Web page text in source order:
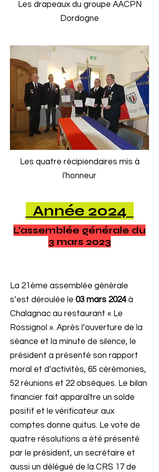
Les drapeaux du groupe AACPN
Dordogne
Les quatre récipiendaires mis à
l'honneur
Année 2024
L'assemblée générale du
3 mars 2023
La 21ème assemblée générale
s’est déroulée le 03 mars 2024à
Chalagnac au restaurant « Le
Rossignol ». Après l’ouverture de la
séance et la minute de silence, le
président a présenté son rapport
moral et d’activités, 65 cérémonies,
52 réunions et 22 obsèques. Le bilan
financier fait apparaître un solde
positif et le vérificateur aux
comptes donne quitus. Le vote de
quatre résolutions a été présenté
par le président, un secrétaire et
aussi un délégué de la CRS 17 de